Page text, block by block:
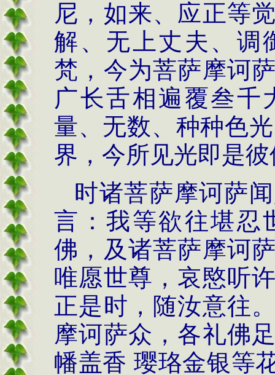
尼，如来、应正等
解、无上丈夫、调
梵，今为菩萨摩诃
广长舌相遍覆叁千
量、无数、种种色
界，今所见光即是
时诸菩萨摩诃萨
言：我等欲往堪忍
佛，及诸菩萨摩诃
唯愿世尊，哀愍听
正是时，随汝意往
摩诃萨众，各礼佛
幡盖香 璎珞金银等